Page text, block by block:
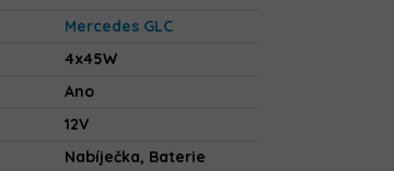
Mercedes GLC
4x45W
Ano
12V
Nabíječka, Baterie